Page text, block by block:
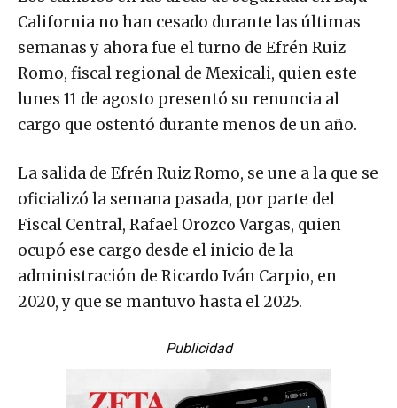
California no han cesado durante las últimas
semanas y ahora fue el turno de Efrén Ruiz
Romo, fiscal regional de Mexicali, quien este
lunes 11 de agosto presentó su renuncia al
cargo que ostentó durante menos de un año.
La salida de Efrén Ruiz Romo, se une a la que se
oficializó la semana pasada, por parte del
Fiscal Central, Rafael Orozco Vargas, quien
ocupó ese cargo desde el inicio de la
administración de Ricardo Iván Carpio, en
2020, y que se mantuvo hasta el 2025.
Publicidad